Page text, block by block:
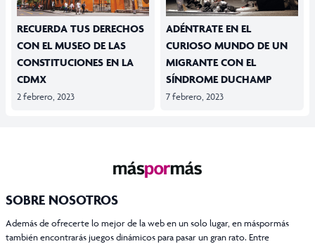
RECUERDA TUS DERECHOS
CON EL MUSEO DE LAS
CONSTITUCIONES EN LA
CDMX
2 febrero, 2023
ADÉNTRATE EN EL
CURIOSO MUNDO DE UN
MIGRANTE CON EL
SÍNDROME DUCHAMP
7 febrero, 2023
SOBRE NOSOTROS
Además de ofrecerte lo mejor de la web en un solo lugar, en máspormás
también encontrarás juegos dinámicos para pasar un gran rato. Entre